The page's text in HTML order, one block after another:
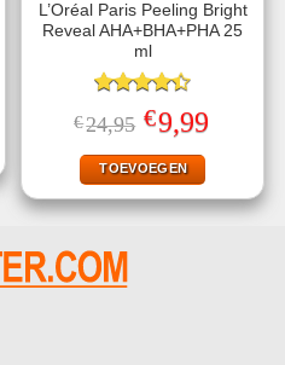
L’Oréal Paris Peeling Bright
Reveal AHA+BHA+PHA 25
ml
Gewaardeerd
4.40uit 5
€24,95 Oorspronkelijke
prijs
was:
€24,95.
€9,99Huidige
prijs
TOEVOEGEN